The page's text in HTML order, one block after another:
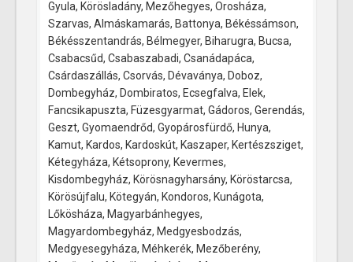
Gyula, Körösladány, Mezőhegyes, Orosháza,
Szarvas, Almáskamarás, Battonya, Békéssámson,
Békésszentandrás, Bélmegyer, Biharugra, Bucsa,
Csabacsűd, Csabaszabadi, Csanádapáca,
Csárdaszállás, Csorvás, Dévaványa, Doboz,
Dombegyház, Dombiratos, Ecsegfalva, Elek,
Fancsikapuszta, Füzesgyarmat, Gádoros, Gerendás,
Geszt, Gyomaendrőd, Gyopárosfürdő, Hunya,
Kamut, Kardos, Kardoskút, Kaszaper, Kertészsziget,
Kétegyháza, Kétsoprony, Kevermes,
Kisdombegyház, Körösnagyharsány, Köröstarcsa,
Körösújfalu, Kötegyán, Kondoros, Kunágota,
Lőkösháza, Magyarbánhegyes,
Magyardombegyház, Medgyesbodzás,
Medgyesegyháza, Méhkerék, Mezőberény,